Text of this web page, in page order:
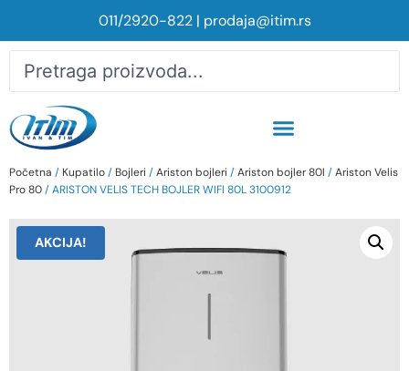
011/2920-822| prodaja@itim.rs
Početna / Kupatilo/ Bojleri /Ariston bojleri /Ariston bojler 80l /Ariston Velis
Pro 80/ ARISTON VELIS TECH BOJLER WIFI 80L 3100912
AKCIJA!